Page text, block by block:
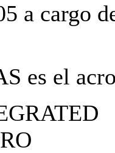
a cargo
es el